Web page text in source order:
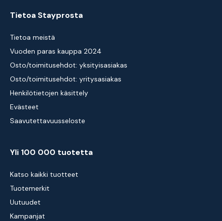
Tietoa Stayprosta
Tietoa meistä
Vuoden paras kauppa 2024
Osto/toimitusehdot: yksityisasiakas
Osto/toimitusehdot: yritysasiakas
Henkilötietojen käsittely
Evästeet
Saavutettavuusseloste
Yli 100 000 tuotetta
Katso kaikki tuotteet
Tuotemerkit
Uutuudet
Kampanjat